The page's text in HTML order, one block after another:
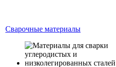
Сварочные материалы